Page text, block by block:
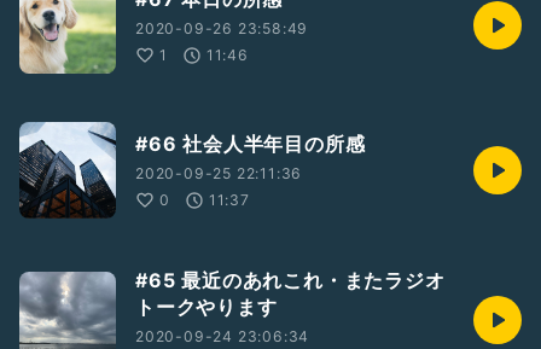
2020-09-26 23:58:49
1
11:46
#66 社会人半年目の所感
2020-09-25 22:11:36
0
11:37
#65 最近のあれこれ・またラジオ
トークやります
2020-09-24 23:06:34